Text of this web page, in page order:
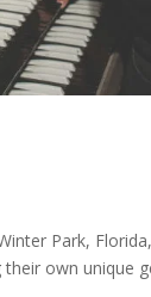
Park,
own unique